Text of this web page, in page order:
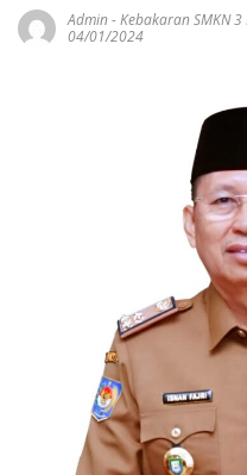
Admin-Kebakaran SMKN
04/01/2024